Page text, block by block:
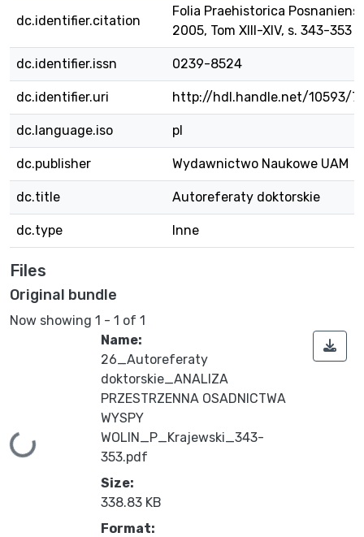
dc.identifier.citation
Folia Praehistorica
2005, Tom XIII-XIV, s. 343-353
dc.identifier.issn 0239-8524
dc.identifier.uri http://hdl.handle.net/10593/
dc.language.iso pl
dc.publisher Wydawnictwo Naukowe UAM
dc.title Autoreferaty doktorskie
dc.type Inne
Files
Original bundle
Now showing 1 - 1 of 1
Loading...
Name:
26_Autoreferaty
doktorskie_ANALIZA
PRZESTRZENNA OSADNICTWA
WYSPY
WOLIN_P_Krajewski_343-
353.pdf
Size:
338.83 KB
Format: